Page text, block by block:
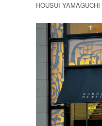
HOUSUI